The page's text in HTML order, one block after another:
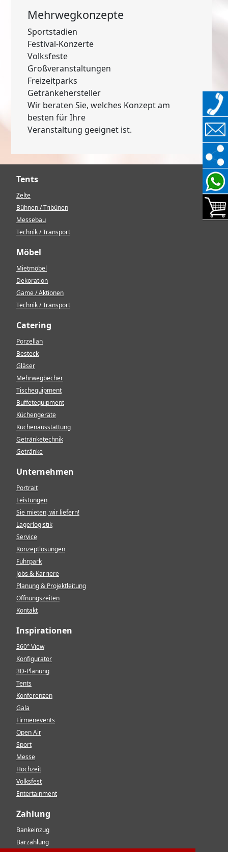
Mehrwegkonzepte
Sportstadien
Festival-Konzerte
Volksfeste
Großveranstaltungen
Freizeitparks
Getränkehersteller
Wir beraten Sie, welches Konzept am
besten für Ihre
Veranstaltung geeignet ist.
Tents
Zelte
Bühnen / Tribünen
Messebau
Technik / Transport
Möbel
Mietmöbel
Dekoration
Game / Aktionen
Technik / Transport
Catering
Porzellan
Besteck
Gläser
Mehrwegbecher
Tischequipment
Buffetequipment
Küchengeräte
Küchenausstattung
Getränketechnik
Getränke
Unternehmen
Portrait
Leistungen
Sie mieten, wir liefern!
Lagerlogistik
Service
Konzeptlösungen
Fuhrpark
Jobs & Karriere
Planung & Projektleitung
Öffnungszeiten
Kontakt
Inspirationen
360° View
Konfigurator
3D-Planung
Tents
Konferenzen
Gala
Firmenevents
Open Air
Sport
Messe
Hochzeit
Volksfest
Entertainment
Zahlung
Bankeinzug
Barzahlung